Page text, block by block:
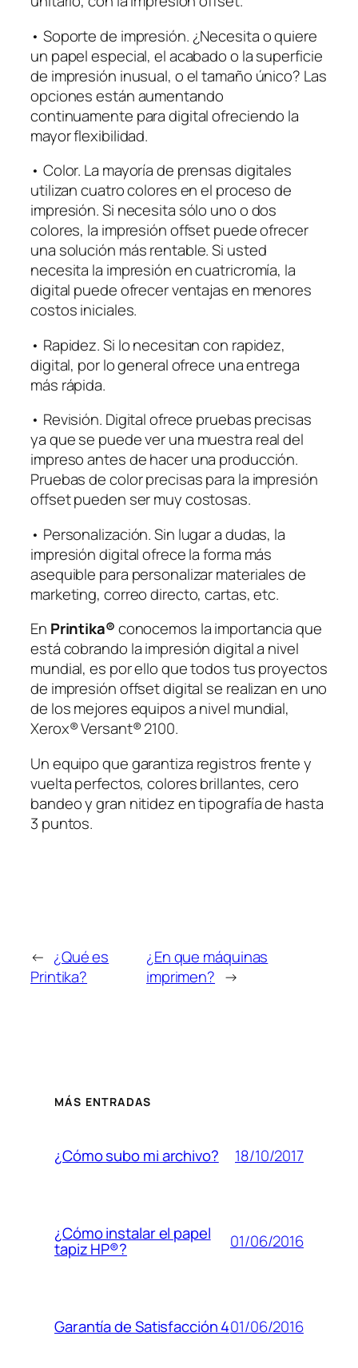
• Soporte de impresión. ¿Necesita o quiere
un papel especial, el acabado o la superficie
de impresión inusual, o el tamaño único? Las
opciones están aumentando
continuamente para digital ofreciendo la
mayor flexibilidad.
• Color. La mayoría de prensas digitales
utilizan cuatro colores en el proceso de
impresión. Si necesita sólo uno o dos
colores, la impresión offset puede ofrecer
una solución más rentable. Si usted
necesita la impresión en cuatricromía, la
digital puede ofrecer ventajas en menores
costos iniciales.
• Rapidez. Si lo necesitan con rapidez,
digital, por lo general ofrece una entrega
más rápida.
• Revisión. Digital ofrece pruebas precisas
ya que se puede ver una muestra real del
impreso antes de hacer una producción.
Pruebas de color precisas para la impresión
offset pueden ser muy costosas.
• Personalización. Sin lugar a dudas, la
impresión digital ofrece la forma más
asequible para personalizar materiales de
marketing, correo directo, cartas, etc.
En Printika®conocemos la importancia que
está cobrando la impresión digital a nivel
mundial, es por ello que todos tus proyectos
de impresión offset digital se realizan en uno
de los mejores equipos a nivel mundial,
Xerox® Versant® 2100.
Un equipo que garantiza registros frente y
vuelta perfectos, colores brillantes, cero
bandeo y gran nitidez en tipografía de hasta
3 puntos.
← ¿Qué es
Printika?
¿En que máquinas
imprimen? →
MÁS ENTRADAS
¿Cómo subo mi archivo? 18/10/2017
¿Cómo instalar el papel
tapiz HP®? 01/06/2016
Garantía de Satisfacción 401/06/2016